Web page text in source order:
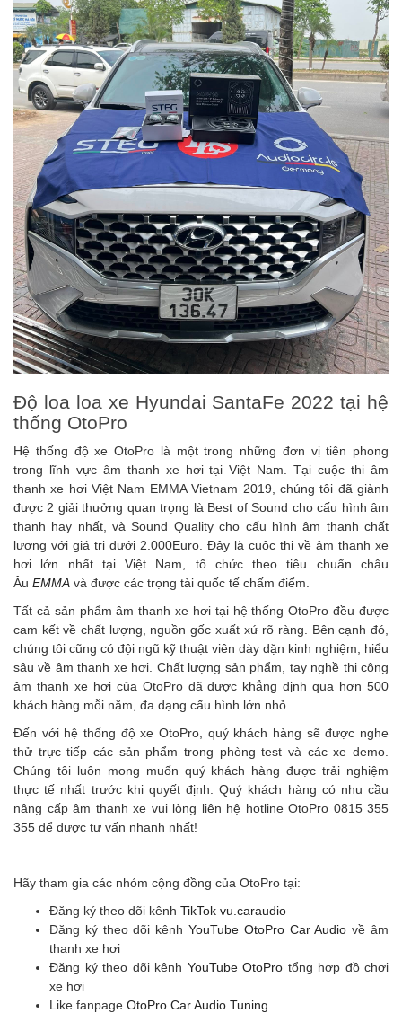
Độ loa loa xe Hyundai SantaFe 2022 tại hệ
thống OtoPro
Hệ thống độ xe OtoPro là một trong những đơn vị tiên phong
trong lĩnh vực âm thanh xe hơi tại Việt Nam. Tại cuộc thi âm
thanh xe hơi Việt Nam EMMA Vietnam 2019, chúng tôi đã giành
được 2 giải thưởng quan trọng là Best of Sound cho cấu hình âm
thanh hay nhất, và Sound Quality cho cấu hình âm thanh chất
lượng với giá trị dưới 2.000Euro. Đây là cuộc thi về âm thanh xe
hơi lớn nhất tại Việt Nam, tổ chức theo tiêu chuẩn châu
Âu EMMA và được các trọng tài quốc tế chấm điểm.
Tất cả sản phẩm âm thanh xe hơi tại hệ thống OtoPro đều được
cam kết về chất lượng, nguồn gốc xuất xứ rõ ràng. Bên cạnh đó,
chúng tôi cũng có đội ngũ kỹ thuật viên dày dặn kinh nghiệm, hiểu
sâu về âm thanh xe hơi. Chất lượng sản phẩm, tay nghề thi công
âm thanh xe hơi của OtoPro đã được khẳng định qua hơn 500
khách hàng mỗi năm, đa dạng cấu hình lớn nhỏ.
Đến với hệ thống độ xe OtoPro, quý khách hàng sẽ được nghe
thử trực tiếp các sản phẩm trong phòng test và các xe demo.
Chúng tôi luôn mong muốn quý khách hàng được trải nghiệm
thực tế nhất trước khi quyết định. Quý khách hàng có nhu cầu
nâng cấp âm thanh xe vui lòng liên hệ hotline OtoPro 0815 355
355 để được tư vấn nhanh nhất!
Hãy tham gia các nhóm cộng đồng của OtoPro tại:
Đăng ký theo dõi kênh TikTok vu.caraudio
Đăng ký theo dõi kênh YouTube OtoPro Car Audio về âm
thanh xe hơi
Đăng ký theo dõi kênh YouTube OtoPro tổng hợp đồ chơi
xe hơi
Like fanpage OtoPro Car Audio Tuning